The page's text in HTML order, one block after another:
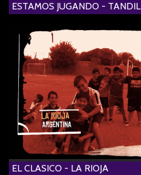
ESTAMOS JUGANDO - TANDIL
EL CLASICO - LA RIOJA